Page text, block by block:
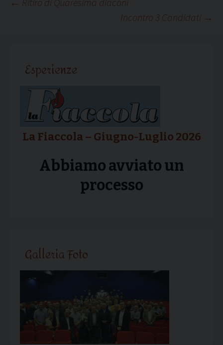
NavigazioneIncontro 3 Candidati →
Esperienze
La Fiaccola – Giugno-Luglio 2026
Abbiamo avviato un
processo
Galleria Foto